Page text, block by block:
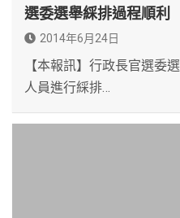
選委選舉綵排過程順利
2014年6月24日
【本報訊】行政長官選委
人員進行綵排…